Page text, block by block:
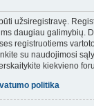
užsiregistravę.
daugiau galimybių.
registruotiems
su naudojimosi
kiekvieno
politika